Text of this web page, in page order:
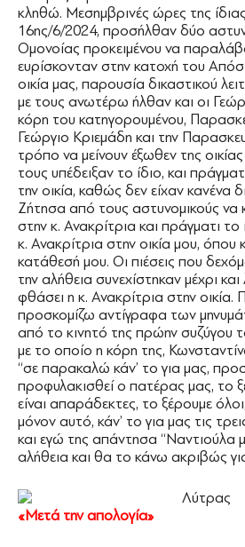
κληθώ. Μεσημβρινές ώρες της
16ης/6/2024, προσήλθαν δύο
Ομονοίας προκειμένου να
ευρίσκονταν στην κατοχή του
οικία μας, παρουσία δικαστικού
με τους ανωτέρω ήλθαν και οι
κόρη του κατηγορουμένου,
Γεώργιο Κριεμάδη και την
τρόπο να μείνουν έξωθεν της οικίας
τους υπέδειξαν το ίδιο, και
την οικία, καθώς δεν είχαν κανένα
Ζήτησα από τους αστυνομικούς
στην κ. Ανακρίτρια και πράγματι
κ. Ανακρίτρια στην οικία μου, όπου
κατάθεσή μου. Οι πιέσεις που
την αλήθεια συνεχίστηκαν μέχρι
φθάσει η κ. Ανακρίτρια στην οικία.
προσκομίζω αντίγραφα των
από το κινητό της πρώην συζύγου
με το οποίο η κόρη της,
‘‘σε παρακαλώ κάν’ το για μας,
προφυλακισθεί ο πατέρας μας, το
είναι απαράδεκτες, το ξέρουμε
μόνον αυτό, κάν’ το για μας τις
και εγώ της απάντησα
αλήθεια και θα το κάνω ακριβώς για
«Μετά την απολογία»